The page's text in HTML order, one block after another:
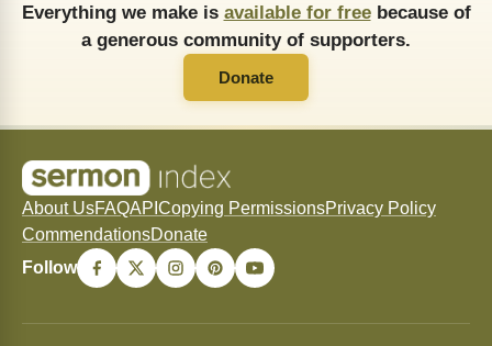
Everything we make is available for freebecause of
a generous community of supporters.
Donate
About UsFAQAPI Copying PermissionsPrivacy Policy
CommendationsDonate
Follow